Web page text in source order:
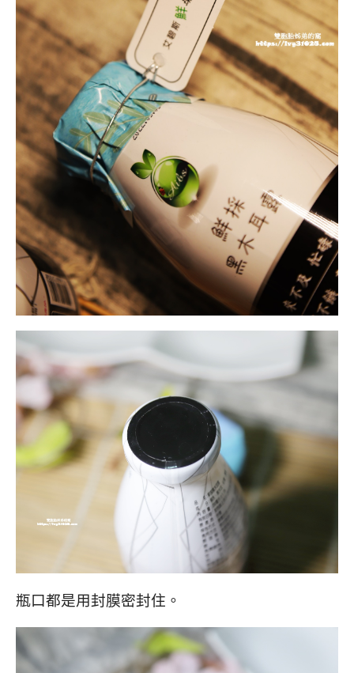
瓶口都是用封膜密封住。